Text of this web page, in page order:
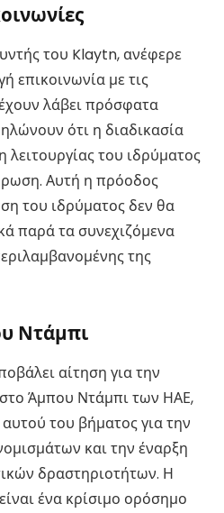
του Klaytn, ανέφερε
επικοινωνία με τις
λάβει πρόσφατα
ότι η διαδικασία
λειτουργίας του ιδρύματος
Αυτή η πρόοδος
του ιδρύματος δεν θα
παρά τα συνεχιζόμενα
της
Ντάμπι
αίτηση για την
Άμπου Ντάμπι των ΗΑΕ,
του βήματος για την
και την έναρξη
δραστηριοτήτων. Η
ένα κρίσιμο ορόσημο